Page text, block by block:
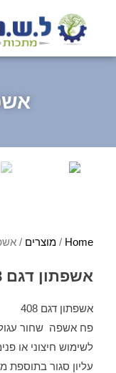
Home
/מוצרים /
אשפתון דגם 408
אשפתון דגם 408
פח אשפה שחור
לשימוש חיצוני או
עליון סגור בתוספת